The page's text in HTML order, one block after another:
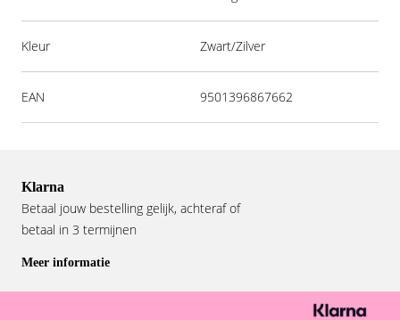
Kleur Zwart/Zilver
EAN 9501396867662
Klarna
Betaal jouw bestelling gelijk, achteraf of
betaal in 3 termijnen
Meer informatie